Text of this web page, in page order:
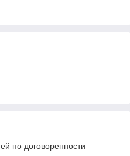
по договоренности